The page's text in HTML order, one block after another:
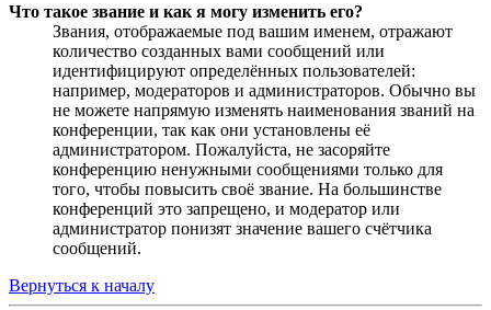
Что такое звание и как я могу изменить его?
Звания, отображаемые под вашим именем, отражают
количество созданных вами сообщений или
идентифицируют определённых пользователей:
например, модераторов и администраторов. Обычно вы
не можете напрямую изменять наименования званий на
конференции, так как они установлены её
администратором. Пожалуйста, не засоряйте
конференцию ненужными сообщениями только для
того, чтобы повысить своё звание. На большинстве
конференций это запрещено, и модератор или
администратор понизят значение вашего счётчика
сообщений.
Вернуться к началу